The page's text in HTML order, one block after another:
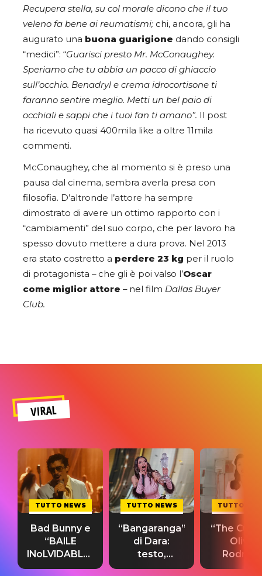
Recupera stella, su col morale dicono che il tuo
veleno fa bene ai reumatismi; chi, ancora, gli ha
augurato una buona guarigione dando consigli
“medici”: “Guarisci presto Mr. McConaughey.
Speriamo che tu abbia un pacco di ghiaccio
sull’occhio. Benadryl e crema idrocortisone ti
faranno sentire meglio. Metti un bel paio di
occhiali e sappi che i tuoi fan ti amano”. Il post
ha ricevuto quasi 400mila like a oltre 11mila
commenti.
McConaughey, che al momento si è preso una
pausa dal cinema, sembra averla presa con
filosofia. D’altronde l’attore ha sempre
dimostrato di avere un ottimo rapporto con i
“cambiamenti” del suo corpo, che per lavoro ha
spesso dovuto mettere a dura prova. Nel 2013
era stato costretto a perdere 23 kg per il ruolo
di protagonista – che gli è poi valso l’Oscar
come miglior attore – nel film Dallas Buyer
Club.
VIRAL
TUTTO NEWS
Bad Bunny e
“BAILE
INoLVIDABLE”:
testo,
TUTTO NEWS
“Bangaranga”
di Dara:
testo,
traduzione e
TUTTO
“The
Olivia
testo,